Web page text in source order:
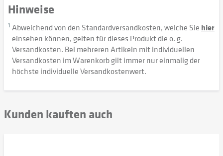
Hinweise
1 Abweichend von den Standardversandkosten, welche Sie hier
einsehen können, gelten für dieses Produkt die o. g.
Versandkosten. Bei mehreren Artikeln mit individuellen
Versandkosten im Warenkorb gilt immer nur einmalig der
höchste individuelle Versandkostenwert.
Kunden kauften auch